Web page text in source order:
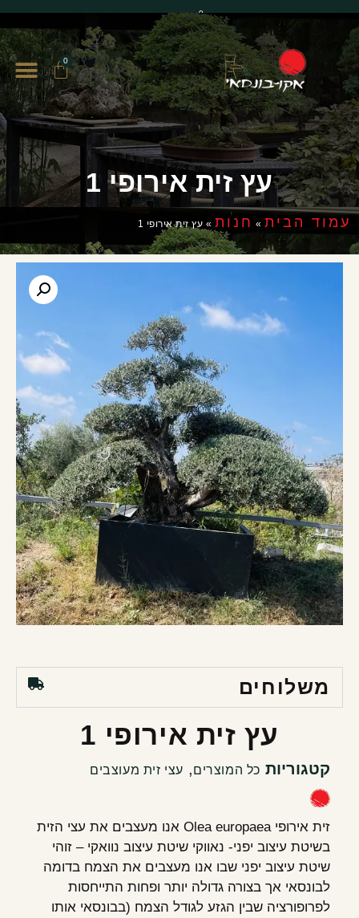
0
0
עץ זית אירופי 1
עמוד הבית » חנות » עץ זית אירופי 1
משלוחים
עץ זית אירופי 1
קטגוריות כל המוצרים, עצי זית מעוצבים
זית אירופי Olea europaea אנו מעצבים את עצי הזית
בשיטת עיצוב יפני- נאווקי שיטת עיצוב נוואקי – זוהי
שיטת עיצוב יפני שבו אנו מעצבים את הצמח בדומה
לבונסאי אך בצורה גדולה יותר ופחות התייחסות
לפרופורציה שבין הגזע לגודל הצמח (בבונסאי אותו